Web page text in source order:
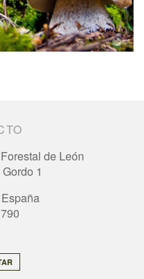
de León
1